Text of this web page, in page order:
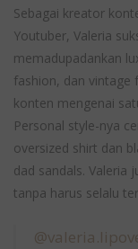
Sebagai kreator
Youtuber, Valeria
memadupadankan
fashion, dan vintage
konten mengenai
Personal style-nya
oversized shirt dan
dad sandals. Valeria
tanpa harus selalu